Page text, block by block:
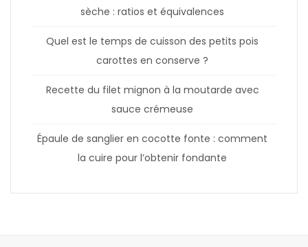
sèche : ratios et équivalences
Quel est le temps de cuisson des petits pois
carottes en conserve ?
Recette du filet mignon à la moutarde avec
sauce crémeuse
Épaule de sanglier en cocotte fonte : comment
la cuire pour l’obtenir fondante